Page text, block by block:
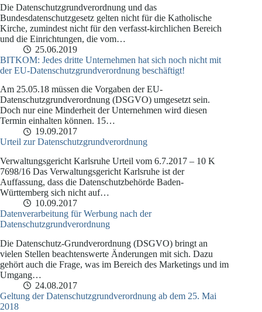
Die Datenschutzgrundverordnung und das
Bundesdatenschutzgesetz gelten nicht für die Katholische
Kirche, zumindest nicht für den verfasst-kirchlichen Bereich
und die Einrichtungen, die vom…
25.06.2019
BITKOM: Jedes dritte Unternehmen hat sich noch nicht mit
der EU-Datenschutzgrundverordnung beschäftigt!
Am 25.05.18 müssen die Vorgaben der EU-
Datenschutzgrundverordnung (DSGVO) umgesetzt sein.
Doch nur eine Minderheit der Unternehmen wird diesen
Termin einhalten können. 15…
19.09.2017
Urteil zur Datenschutzgrundverordnung
Verwaltungsgericht Karlsruhe Urteil vom 6.7.2017 – 10 K
7698/16 Das Verwaltungsgericht Karlsruhe ist der
Auffassung, dass die Datenschutzbehörde Baden-
Württemberg sich nicht auf…
10.09.2017
Datenverarbeitung für Werbung nach der
Datenschutzgrundverordnung
Die Datenschutz-Grundverordnung (DSGVO) bringt an
vielen Stellen beachtenswerte Änderungen mit sich. Dazu
gehört auch die Frage, was im Bereich des Marketings und im
Umgang…
24.08.2017
Geltung der Datenschutzgrundverordnung ab dem 25. Mai
2018